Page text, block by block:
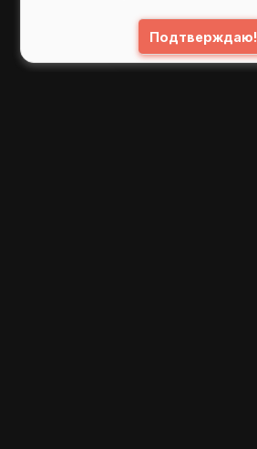
Подтверждаю!